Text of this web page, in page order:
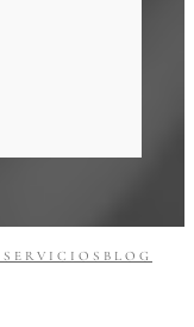
SERVICIOS BLOG